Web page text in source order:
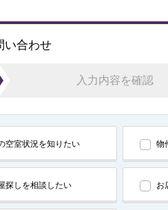
い合わせ
入力内容を確認
空室状況を知りたい 物
探しを相談したい お